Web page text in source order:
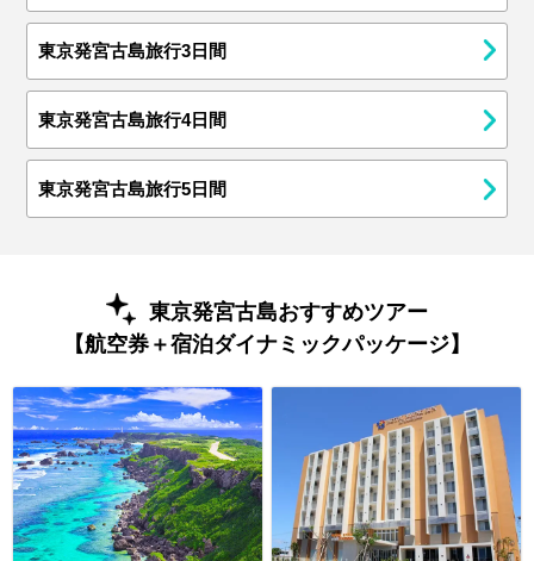
東京発宮古島旅行3日間
東京発宮古島旅行4日間
東京発宮古島旅行5日間
東京発宮古島おすすめツアー
【航空券＋宿泊ダイナミックパッケージ】